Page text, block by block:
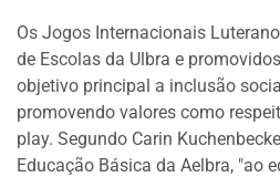
Os Jogos Internacionais
de Escolas da Ulbra e
objetivo principal a inclusão
promovendo valores como
play. Segundo Carin
Educação Básica da Aelbra, "ao